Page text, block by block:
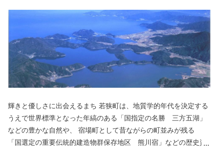
輝きと優しさに出会えるまち 若狭町は、地質学的年代を決定する
うえで世界標準となった年縞のある「国指定の名勝 三方五湖」
などの豊かな自然や、 宿場町として昔ながらの町並みが残る
「国選定の重要伝統的建造物群保存地区 熊川宿」などの歴史資